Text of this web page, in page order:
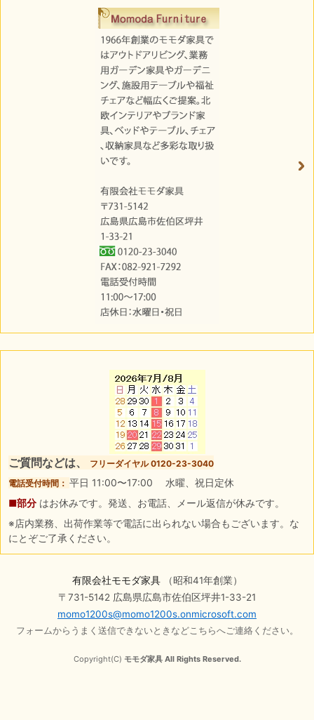
ご質問などは、
フリーダイヤル 0120-23-3040
電話受付時間： 平日 11:00〜17:00 水曜、祝日定休
■部分 はお休みです。発送、お電話、メール返信が休みです。
※店内業務、出荷作業等で電話に出られない場合もございます。な
にとぞご了承ください。
有限会社モモダ家具（昭和41年創業）
〒731-5142 広島県広島市佐伯区坪井1-33-21
momo1200s@momo1200s.onmicrosoft.com
フォームからうまく送信できないときなどこちらへご連絡ください。
Copyright(C) モモダ家具 All Rights Reserved.